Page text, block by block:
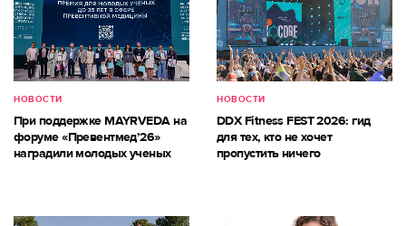
НОВОСТИ
При поддержке MAYRVEDA на
форуме «Превентмед’26»
наградили молодых ученых
НОВОСТИ
DDX Fitness FEST 2026: гид
для тех, кто не хочет
пропустить ничего